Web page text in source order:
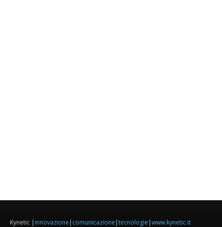
Kynetic | innovazione | comunicazione |tecnologie |www.kynetic.it